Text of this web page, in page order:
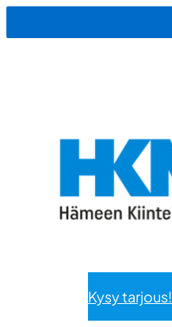
sisältöön
Kysy tarjous!